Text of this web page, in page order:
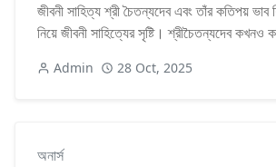
জীবনী সাহিত্য শ্রী চৈতন্যদেব এবং তাঁর কতিপয় ভাব
নিয়ে জীবনী সাহিত্যের সৃষ্টি। শ্রীচৈতন্যদেব কখনও
Admin 28 Oct, 2025
অনার্স